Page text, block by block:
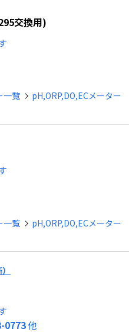
交換用)
一覧 pH,ORP,DO,ECメーター
一覧 pH,ORP,DO,ECメーター
0773他